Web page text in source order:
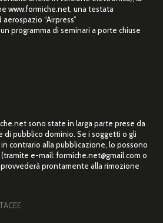
www.formiche.net, una testata
“Airpress”
programma di seminari a porte chiuse
sono state in larga parte prese da
pubblico dominio. Se i soggetti o gli
contrario alla pubblicazione, lo possono
e-mail: formiche.net@gmail.com o
prontamente alla rimozione